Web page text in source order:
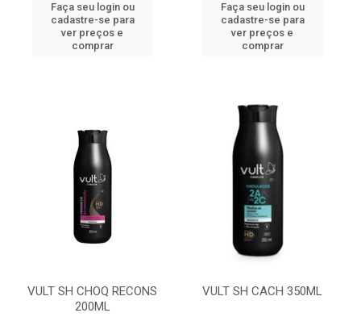
Faça seu login ou
cadastre-se para
ver preços e
comprar
Faça seu login ou
cadastre-se para
ver preços e
comprar
VULT SH CHOQ RECONS
200ML
VULT SH CACH 350ML